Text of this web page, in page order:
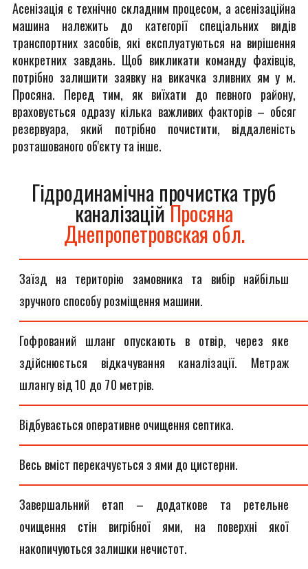
Асенізація є технічно складним процесом, а асенізаційна
машина належить до категорії спеціальних видів
транспортних засобів, які експлуатуються на вирішення
конкретних завдань. Щоб викликати команду фахівців,
потрібно залишити заявку на викачка зливних ям у м.
Просяна. Перед тим, як виїхати до певного району,
враховується одразу кілька важливих факторів – обсяг
резервуара, який потрібно почистити, віддаленість
розташованого об'єкту та інше.
Гідродинамічна прочистка труб
каналізаційПросяна
Днепропетровская обл.
Заїзд на територію замовника та вибір найбільш
зручного способу розміщення машини.
Гофрований шланг опускають в отвір, через яке
здійснюється відкачування каналізації. Метраж
шлангу від 10 до 70 метрів.
Відбувається оперативне очищення септика.
Весь вміст перекачується з ями до цистерни.
Завершальний етап – додаткове та ретельне
очищення стін вигрібної ями, на поверхні якої
накопичуються залишки нечистот.